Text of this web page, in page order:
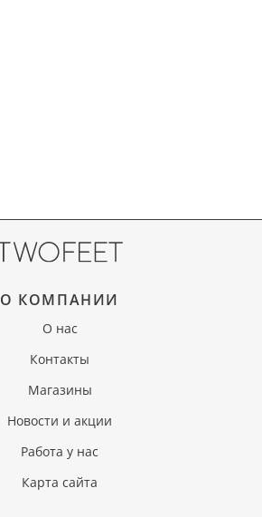
О КОМПАНИИ
О нас
Контакты
Магазины
Новости и акции
Работа у нас
Карта сайта